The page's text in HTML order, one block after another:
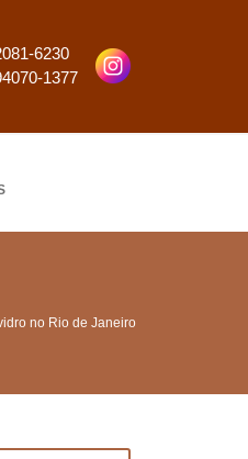
6230
1377
no Rio de Janeiro